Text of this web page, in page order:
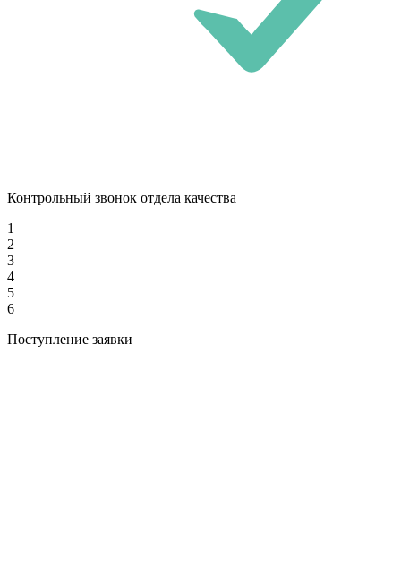
Контрольный звонок отдела качества
1
2
3
4
5
6
Поступление заявки